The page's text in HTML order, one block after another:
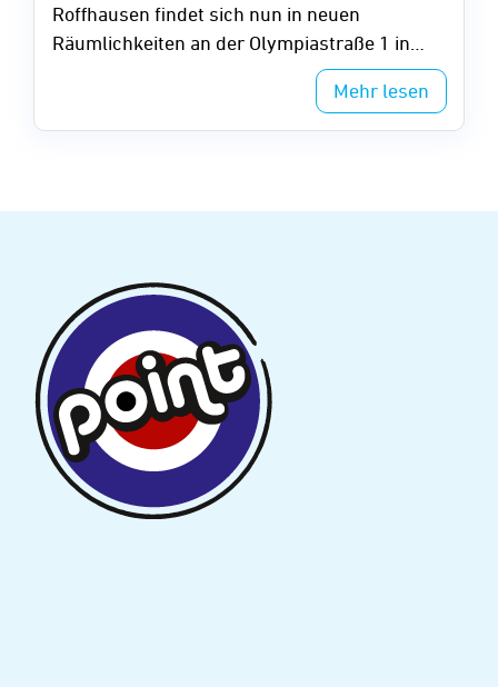
Roffhausen findet sich nun in neuen
Räumlichkeiten an der Olympiastraße 1 in
Mehr lesen